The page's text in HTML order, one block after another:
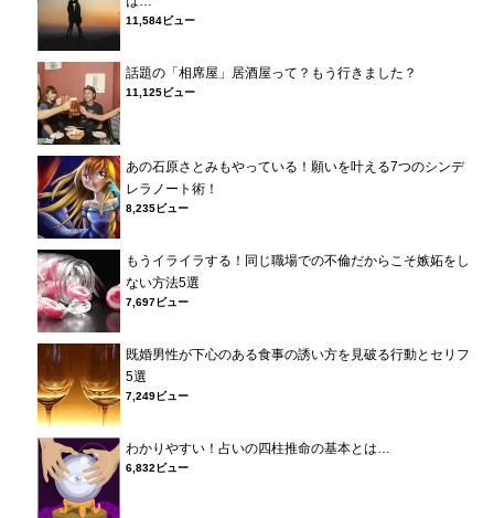
11,584ビュー
話題の「相席屋」居酒屋って？もう行きました？
11,125ビュー
あの石原さとみもやっている！願いを叶える7つのシンデ
レラノート術！
8,235ビュー
もうイライラする！同じ職場での不倫だからこそ嫉妬をし
ない方法5選
7,697ビュー
既婚男性が下心のある食事の誘い方を見破る行動とセリフ
5選
7,249ビュー
わかりやすい！占いの四柱推命の基本とは…
6,832ビュー